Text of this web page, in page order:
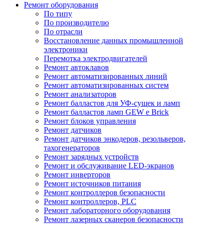
Ремонт оборудования
По типу
По производителю
По отрасли
Восстановление данных промышленной
электроники
Перемотка электродвигателей
Ремонт автоклавов
Ремонт автоматизированных линий
Ремонт автоматизированных систем
Ремонт анализаторов
Ремонт балластов для УФ-сушек и ламп
Ремонт балластов ламп GEW e Brick
Ремонт блоков управления
Ремонт датчиков
Ремонт датчиков энкодеров, резольверов,
тахогенераторов
Ремонт зарядных устройств
Ремонт и обслуживание LED-экранов
Ремонт инверторов
Ремонт источников питания
Ремонт контроллеров безопасности
Ремонт контроллеров, PLC
Ремонт лабораторного оборудования
Ремонт лазерных сканеров безопасности